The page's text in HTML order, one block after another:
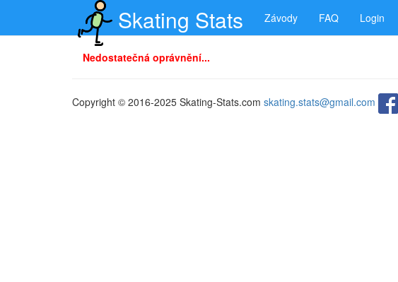
Skating Stats Závody FAQ Login
Nedostatečná oprávnění...
Copyright © 2016-2025 Skating-Stats.com skating.stats@gmail.com